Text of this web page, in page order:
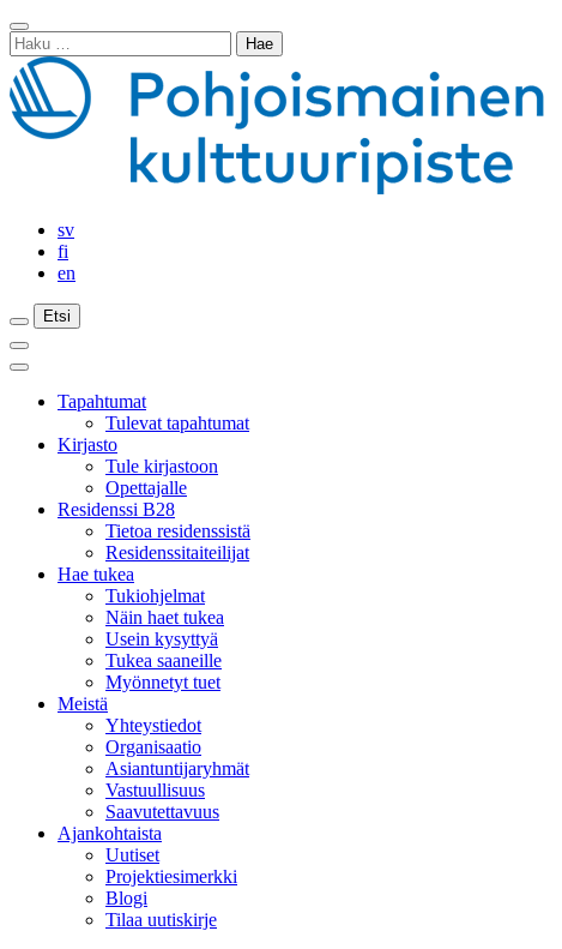
Siirry
sisältöön
Sulje
haku
Haku:
sv
fi
en
Etsi
Etsi
Etsi
Päävalikko
Sulje
päävalikkoTapahtumat
Tulevat tapahtumat
Kirjasto
Tule kirjastoon
Opettajalle
Residenssi B28
Tietoa residenssistä
Residenssitaiteilijat
Hae tukea
Tukiohjelmat
Näin haet tukea
Usein kysyttyä
Tukea saaneille
Myönnetyt tuet
Meistä
Yhteystiedot
Organisaatio
Asiantuntijaryhmät
Vastuullisuus
Saavutettavuus
Ajankohtaista
Uutiset
Projektiesimerkki
Blogi
Tilaa uutiskirje